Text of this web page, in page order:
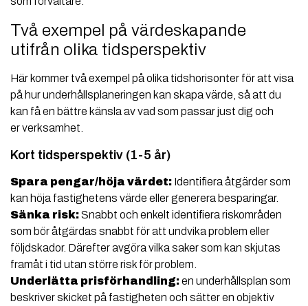
Två exempel på värdeskapande
utifrån olika tidsperspektiv
Här kommer två exempel på olika tidshorisonter för att visa
på hur underhållsplaneringen kan skapa värde, så att du
kan få en bättre känsla av vad som passar just dig och
er verksamhet.
Kort tidsperspektiv (1-5 år)
Spara pengar/höja värdet: Identifiera åtgärder som
kan höja fastighetens värde eller generera besparingar.
Sänka risk:Snabbt och enkelt identifiera riskområden
som bör åtgärdas snabbt för att undvika problem eller
följdskador. Därefter avgöra vilka saker som kan skjutas
framåt i tid utan större risk för problem.
Underlätta prisförhandling:en underhållsplan som
beskriver skicket på fastigheten och sätter en objektiv